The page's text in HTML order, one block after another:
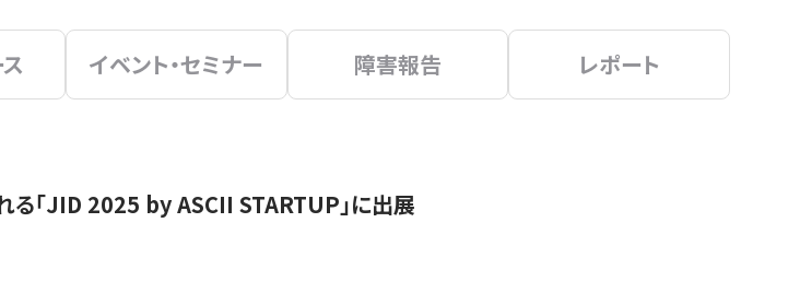
イベント・セミナー 障害報告 レポート
る「JID 2025 by ASCII STARTUP」に出展